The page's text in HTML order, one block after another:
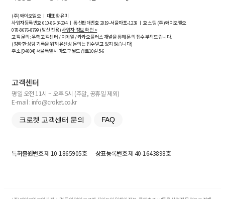
(주)와이오엘오 ㅣ 대표 황유미
사업자등록번호610-86-34204ㅣ 통신판매번호 2019-서울마포-1239 ㅣ 호스팅 (주)와이오엘오
070-8676-8799 (발신 전용)사업자 정보 확인 >
고객 문의: 우측 고객센터 / 이메일 / 카카오플러스 채널을 통해 문의 접수 부탁드립니다.
(정확한 상담 기록을 위해 유선상 문의는 접수받고 있지 않습니다)
주소 [04004] 서울특별시 마포구 월드컵로10길5-6
고객센터
평일 오전 11시 ~ 오후 5시 (주말, 공휴일 제외)
E-mail : info@croket.co.kr
크로켓 고객센터 문의 FAQ
특허출원번호제 10-1865905호 상표등록번호제 40-1643898호